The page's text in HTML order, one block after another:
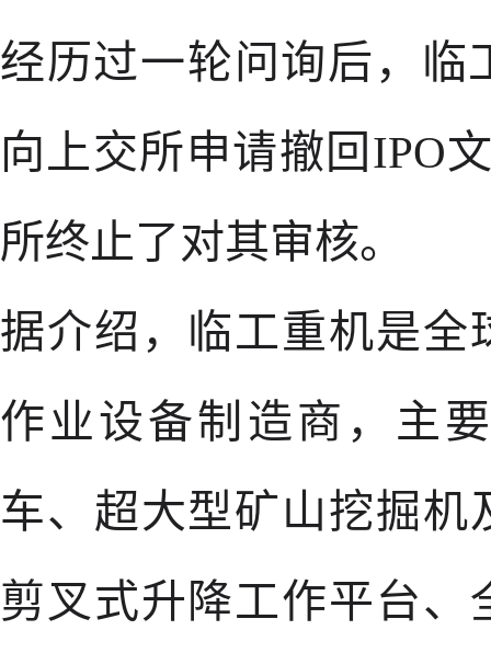
经历过一轮问询后，临
向上交所申请撤回IPO
所终止了对其审核。
据介绍，临工重机是全
作业设备制造商，主
车、超大型矿山挖掘机
剪叉式升降工作平台、